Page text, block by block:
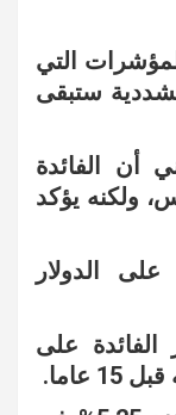
التي
ستبقى
أن الفائدة
نقطة أساس، ولكنه يؤكد
الدولار
على
عاما.